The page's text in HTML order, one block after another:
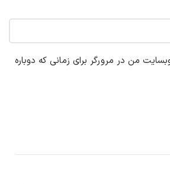
من در مرورگر برای زمانی که دوباره